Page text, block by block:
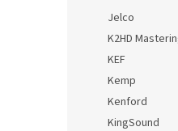
Jelco
K2HD
KEF
Kemp
Kenford
KingSound